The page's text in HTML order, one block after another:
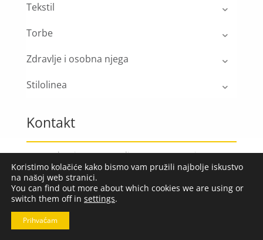
Tekstil
Torbe
Zdravlje i osobna njega
Stilolinea
Kontakt
Kao poslovni partner, vodimo računa o vašim
specifičnim zahtjevima. Naš tim stručnjaka za
personalizaciju stoji vam na raspolaganju kako bi
vam pomogao u odabiru i prilagodbi proizvoda
Koristimo kolačiće kako bismo vam pružili najbolje iskustvo
na našoj web stranici.
You can find out more about which cookies we are using or
switch them off in settings.
Prihvaćam